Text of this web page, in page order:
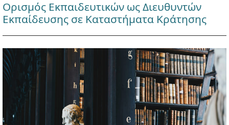
Ορισμός Εκπαιδευτικών ως Διευθυντών
Εκπαίδευσης σε Καταστήματα Κράτησης